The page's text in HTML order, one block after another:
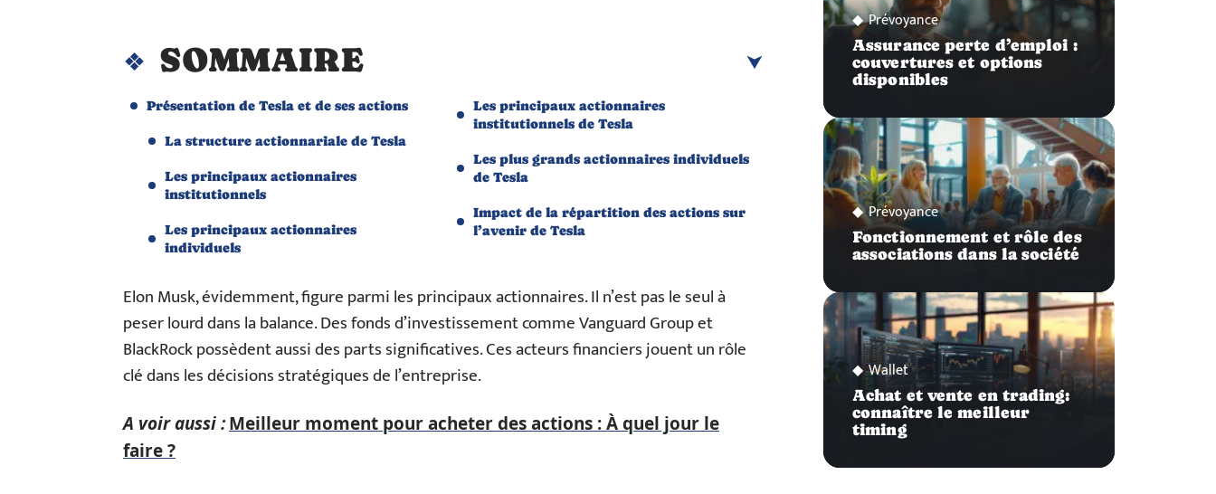
SOMMAIRE
Présentation de Tesla et de ses actions
La structure actionnariale de Tesla
Les principaux actionnaires
institutionnels
Les principaux actionnaires
individuels
Les principaux actionnaires
institutionnels de Tesla
Les plus grands actionnaires individuels
de Tesla
Impact de la répartition des actions sur
l’avenir de Tesla
Elon Musk, évidemment, figure parmi les principaux actionnaires. Il n’est pas le seul à
peser lourd dans la balance. Des fonds d’investissement comme Vanguard Group et
BlackRock possèdent aussi des parts significatives. Ces acteurs financiers jouent un rôle
clé dans les décisions stratégiques de l’entreprise.
A voir aussi :Meilleur moment pour acheter des actions : À quel jour le
faire ?
Prévoyance
Assurance perte d’emploi :
couvertures et options
disponibles
Prévoyance
Fonctionnement et rôle des
associations dans la société
Wallet
Achat et vente en trading:
connaître le meilleur
timing